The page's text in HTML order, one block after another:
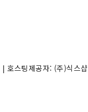
| 호스팅제공자: (주)식스샵